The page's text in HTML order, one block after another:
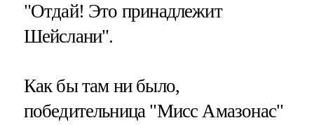
"Отдай! Это принадлежит
Шейслани".
Как бы там ни было,
победительница "Мисс Амазонас"